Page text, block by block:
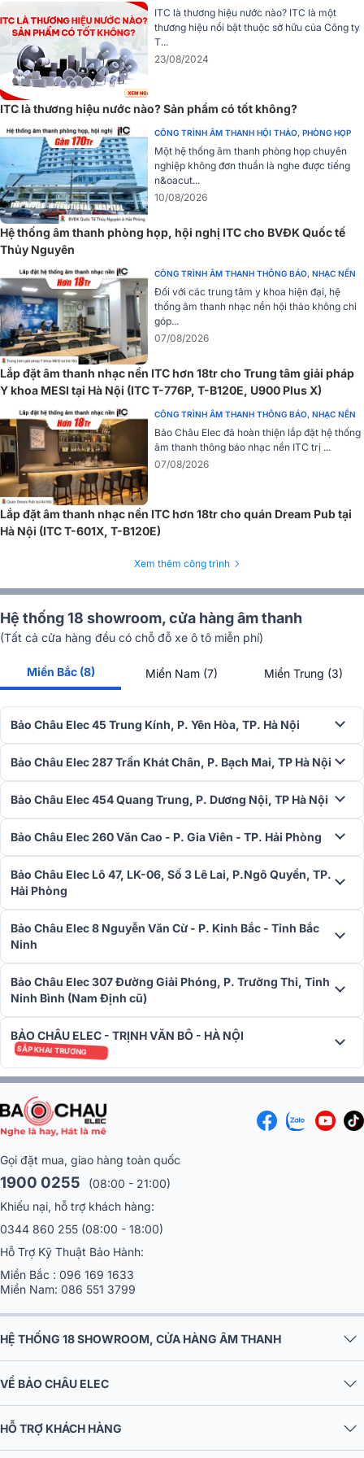
đảm bảo các thông báo khẩn cấp hoặc quan trọng được phát ra
một cách nhanh chóng và rõ ràng.
Tính năng báo động an toàn
Amply tích hợp cổng ALARM để phát nhạc báo thức được chỉ định
và cổng MUTE 4 kênh có thể kết nối với cổng điều khiển hỏa lực.
hiệu, và trạng thái đầu ra, giúp người dùng kiểm soát tốt tình trạng
hoạt động của hệ thống.
Ứng dụng thực tế
Với những tính năng ưu việt, Amply 4 kênh ITC T-4240UC là sự lựa
chọn lý tưởng cho các hệ thống PA cần hiệu suất cao và độ tin cậy.
Sản phẩm phù hợp cho các ứng dụng như thông báo công cộng,
phát nhạc nền tại các trung tâm thương mại, câu lạc bộ, hội nghị và
nhiều môi trường khác.
Thông số kỹ thuật
Đầu ra: 4-16Ω , 100V
Độ nhạy và trở kháng đầu vào: ĐẦU VÀO 1-4: 5mV-
350MV±40MV/600Ω; LINE1-2: Đầu nối RCA không cân bằng
350mV±40MV/10KΩ; EMC: Đầu nối Châu Âu không cân bằng
775mV/10KΩ
Độ nhạy đầu ra & trở kháng nguồn: CH1-2: Đầu nối RCA
Chính âm sắc: m trầm : ±10dB ở 100Hz; m bổng : ±10dB ở
10KHz
Đáp ứng tần số: 80 ~ 16KHz(+1dB,-3dB)
SNR: ĐẦU VÀO 1-4:66dB ; DÒNG 1-2:80dB
THD: < 0,5% (ở 1KHz, 1/3 công suất định mức)
Nguồn điện ảo: 48V ( ± 2V)
Mức tiêu thụ điện năng: 1200W
Sự bảo vệ: Nhiệt độ cao, quá tải, ngắn mạch
Làm mát: Làm mát cưỡng bức bằng quạt
Kích thước: 395 x 484 x 88mm
Trọng lượng: 7.6kg
Amply kỹ thuật số ITC T-4240UCkhông chỉ mang đến khả năng
khuếch đại âm thanh mạnh mẽ mà còn được trang bị nhiều tính
năng hiện đại, đáp ứng mọi nhu cầu sử dụng trong các hệ thống PA
chuyên nghiệp. Với thiết kế thông minh, kích thước nhỏ gọn và
trọng lượng nhẹ, cùng với các tính năng vượt trội, đây chắc chắn là
một lựa chọn hoàn hảo cho các không gian cần âm thanh chất
Các thiết bị âm thanh thông báo của ITC hiện đang được
Eleccung cấp chính hãng và giá tốt nhất. Liên hệ theo số hotline
1900 0255để biết thêm thông tin chi tiết về sản phẩm!
ITC là thương hiệu nước nào? ITC là một
thương hiệu nổi bật thuộc sở hữu của Công ty
T...
23/08/2024
ITC là thương hiệu nước nào? Sản phẩm có tốt không?
CÔNG TRÌNH ÂM THANH HỘI THẢO, PHÒNG HỌP
Một hệ thống âm thanh phòng họp chuyên
nghiệp không đơn thuần là nghe được tiếng
n&oacut...
10/08/2026
Hệ thống âm thanh phòng họp, hội nghị ITC cho BVĐK Quốc tế
Thủy Nguyên
CÔNG TRÌNH ÂM THANH THÔNG BÁO, NHẠC NỀN
Đối với các trung tâm y khoa hiện đại, hệ
thống âm thanh nhạc nền hội thảo không chỉ
góp...
07/08/2026
Lắp đặt âm thanh nhạc nền ITC hơn 18tr cho Trung tâm giải pháp
Y khoa MESI tại Hà Nội (ITC T-776P, T-B120E, U900 Plus X)
CÔNG TRÌNH ÂM THANH THÔNG BÁO, NHẠC NỀN
Bảo Châu Elec đã hoàn thiện lắp đặt hệ thống
âm thanh thông báo nhạc nền ITC trị ...
07/08/2026
Lắp đặt âm thanh nhạc nền ITC hơn 18tr cho quán Dream Pub tại
Hà Nội (ITC T-601X, T-B120E)
Xem thêm công trình
Hệ thống 18 showroom, cửa hàng âm thanh
(Tất cả cửa hàng đều có chỗ đỗ xe ô tô miễn phí)
Miền Bắc (8) Miền Nam (7) Miền Trung (3)
Bảo Châu Elec 45 Trung Kính, P. Yên Hòa, TP. Hà Nội
Bảo Châu Elec 287 Trần Khát Chân, P. Bạch Mai, TP Hà Nội
Bảo Châu Elec 454 Quang Trung, P. Dương Nội, TP Hà Nội
Bảo Châu Elec 260 Văn Cao - P. Gia Viên - TP. Hải Phòng
Bảo Châu Elec Lô 47, LK-06, Số 3 Lê Lai, P.Ngô Quyền, TP.
Hải Phòng
Bảo Châu Elec 8 Nguyễn Văn Cừ - P. Kinh Bắc - Tỉnh Bắc
Ninh
Bảo Châu Elec 307 Đường Giải Phóng, P. Trường Thi, Tỉnh
Ninh Bình (Nam Định cũ)
BẢO CHÂU ELEC - TRỊNH VĂN BÔ - HÀ NỘI
SẮP KHAI TRƯƠNG
Gọi đặt mua, giao hàng toàn quốc
1900 0255
(08:00 - 21:00)
Khiếu nại, hỗ trợ khách hàng:
0344 860 255 (08:00 - 18:00)
Hỗ Trợ Kỹ Thuật Bảo Hành:
Miền Bắc : 096 169 1633
Miền Nam: 086 551 3799
HỆ THỐNG 18 SHOWROOM, CỬA HÀNG ÂM THANH
VỀ BẢO CHÂU ELEC
HỖ TRỢ KHÁCH HÀNG